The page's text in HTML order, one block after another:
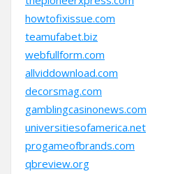
howtofixissue.com
teamufabet.biz
webfullform.com
allviddownload.com
decorsmag.com
gamblingcasinonews.com
universitiesofamerica.net
progameofbrands.com
qbreview.org